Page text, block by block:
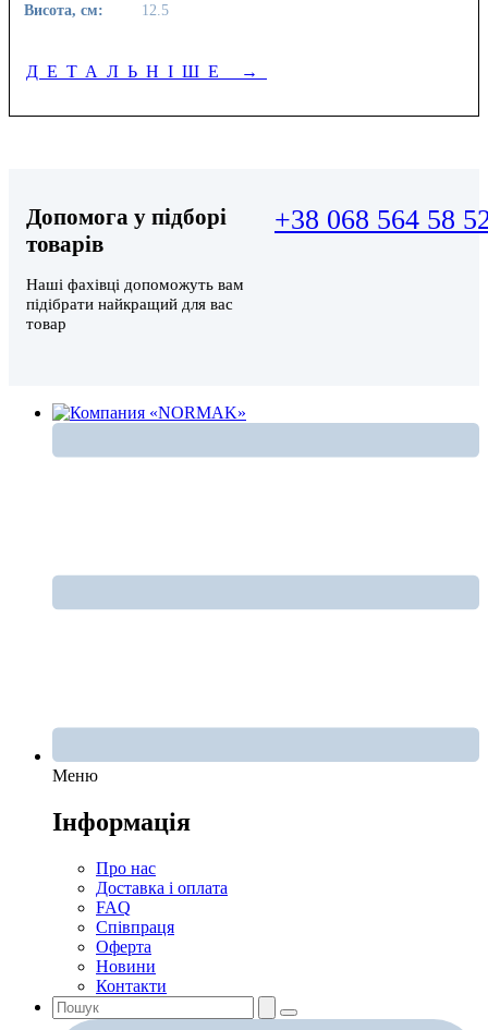
Висота, см:
12.5
ДЕТАЛЬНІШЕ →
Допомога у підборі
товарів
Наші фахівці допоможуть вам
підібрати найкращий для вас
товар
+38 068 564 58
Меню
Інформація
Про нас
Доставка і оплата
FAQ
Співпраця
Оферта
Новини
Контакти